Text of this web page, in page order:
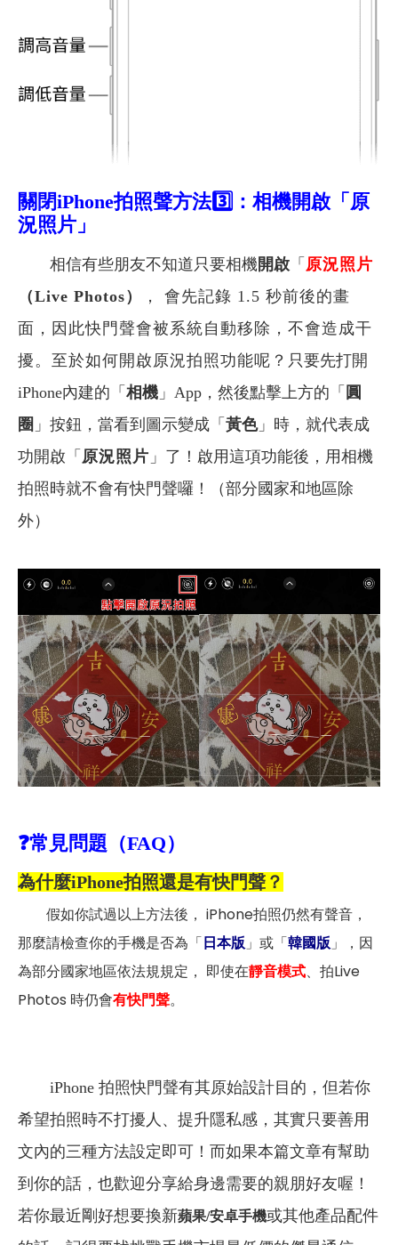
關閉iPhone拍照聲方法3️⃣： 相機開啟「原
況照片」
相信有些朋友不知道只要相機 開啟 「 原況照片
（Live Photos）
， 會先記錄 1.5 秒前後的畫
面，因此快門聲會被系統自動移除，不會造成干
擾。至於如何開啟原況拍照功能呢？ 只要先打開
iPhone內建的「 相機 」App，然後點擊上方的「 圓
圈 」按鈕，當看到圖示變成「 黃色」時，就代表成
功開啟「 原況照片 」了！啟用這項功能後，用相機
拍照時就不會有快門聲囉！（部分國家和地區除
外）
❓常見問題（FAQ）
為什麼iPhone拍照還是有快門聲？
假如你試過以上方法後， iPhone拍照仍然有聲音，
那麼請檢查你的手機是否為「日本版 」或「韓國版 」，因
為部分國家地區依法規規定， 即使在靜音模式、拍Live
Photos 時仍會有快門聲。
iPhone 拍照快門聲有其原始設計目的，但若你
希望拍照時不打擾人、提升隱私感，其實只要善用
文內的三種方法設定即可！而如果本篇文章有幫助
到你的話，也歡迎分享給身邊需要的親朋好友喔！
若你最近剛好想要換新蘋果/安卓手機或其他產品配件